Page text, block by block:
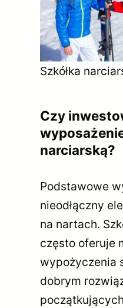
Szkółka
Czy
narciarską?
Podstawowe
nieodłączny
na nartach.
często oferuje
wypożyczenia
dobrym